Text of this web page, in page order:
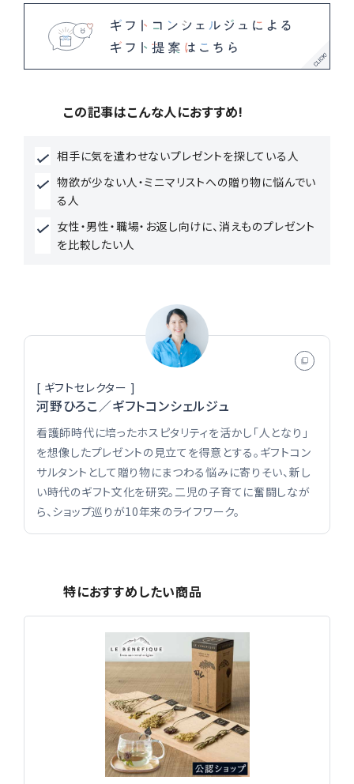
仕事がらを理解した思いやり！ 職業によって選ぶ
"切り札" プレゼント ‐ 美容師の場合
贈答マナー
おくりもの
運営メンバー紹介
運営会社 よくある質問
Instagram
この記事はこんな人におすすめ!
相手に気を遣わせないプレゼントを探している人
物欲が少ない人・ミニマリストへの贈り物に悩んでい
る人
女性・男性・職場・お返し向けに、消えものプレゼント
を比較したい人
[ ギフトセレクター ]
河野ひろこ／ギフトコンシェルジュ
看護師時代に培ったホスピタリティを活かし「人となり」
を想像したプレゼントの見立てを得意とする。ギフトコン
サルタントとして贈り物にまつわる悩みに寄りそい、新し
い時代のギフト文化を研究。二児の子育てに奮闘しなが
ら、ショップ巡りが10年来のライフワーク。
特におすすめしたい商品